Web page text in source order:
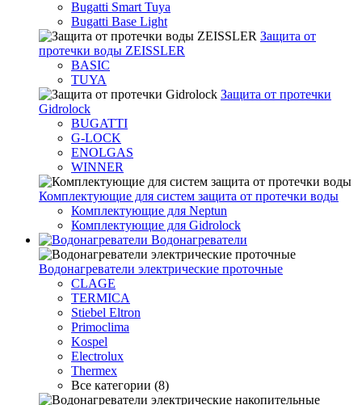
Bugatti Smart Tuya
Bugatti Base Light
Защита от
протечки воды ZEISSLER
BASIC
TUYA
Защита от протечки
Gidrolock
BUGATTI
G-LOCK
ENOLGAS
WINNER
Комплектующие для систем защита от протечки воды
Комплектующие для Neptun
Комплектующие для Gidrolock
Водонагреватели
Водонагреватeли электрические проточные
CLAGE
TERMICA
Stiebel Eltron
Primoclima
Kospel
Electrolux
Thermex
Все категории (8)